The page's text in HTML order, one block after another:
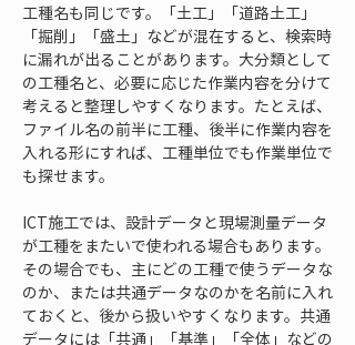
工種名も同じです。「土工」「道路土工」
「掘削」「盛土」などが混在すると、検索時
に漏れが出ることがあります。大分類として
の工種名と、必要に応じた作業内容を分けて
考えると整理しやすくなります。たとえば、
ファイル名の前半に工種、後半に作業内容を
入れる形にすれば、工種単位でも作業単位で
も探せます。
ICT施工では、設計データと現場測量データ
が工種をまたいで使われる場合もあります。
その場合でも、主にどの工種で使うデータな
のか、または共通データなのかを名前に入れ
ておくと、後から扱いやすくなります。共通
データには「共通」「基準」「全体」などの